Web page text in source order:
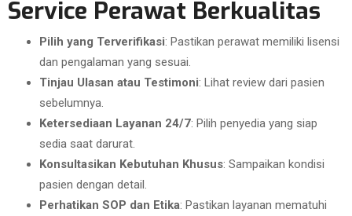
Service Perawat Berkualitas
Pilih yang Terverifikasi: Pastikan perawat memiliki lisensi
dan pengalaman yang sesuai.
Tinjau Ulasan atau Testimoni: Lihat review dari pasien
sebelumnya.
Ketersediaan Layanan 24/7: Pilih penyedia yang siap
sedia saat darurat.
Konsultasikan Kebutuhan Khusus: Sampaikan kondisi
pasien dengan detail.
Perhatikan SOP dan Etika: Pastikan layanan mematuhi